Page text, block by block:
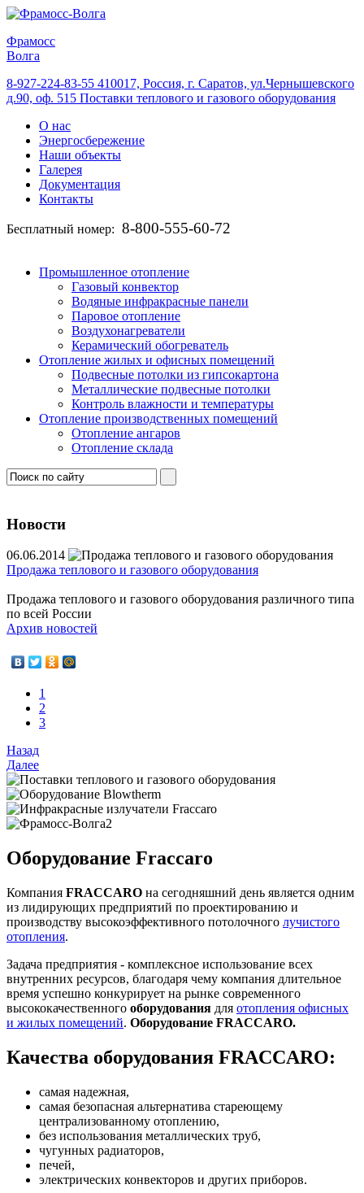
Фрамосс
Волга
8-927-224-83-55 410017, Россия, г. Саратов, ул.Чернышевского
д.90, оф. 515 Поставки теплового и газового оборудования
О нас
Энергосбережение
Наши объекты
Галерея
Документация
Контакты
Бесплатный номер: 8-800-555-60-72
Промышленное отопление
Газовый конвектор
Водяные инфракрасные панели
Паровое отопление
Воздухонагреватели
Керамический обогреватель
Отопление жилых и офисных помещений
Подвесные потолки из гипсокартона
Металлические подвесные потолки
Контроль влажности и температуры
Отопление производственных помещений
Отопление ангаров
Отопление склада
Новости
06.06.2014
Продажа теплового и газового оборудования
Продажа теплового и газового оборудования различного типа
по всей России
Архив новостей
1
2
3
Назад
Далее
Оборудование Fraccaro
Компания FRACCARO на сегодняшний день является одним
из лидирующих предприятий по проектированию и
производству высокоэффективного потолочного лучистого
отопления.
Задача предприятия - комплексное использование всех
внутренних ресурсов, благодаря чему компания длительное
время успешно конкурирует на рынке современного
высококачественного оборудования для отопления офисных
и жилых помещений. Оборудование FRACCARO.
Качества оборудования FRACCARO:
самая надежная,
самая безопасная альтернатива стареющему
централизованному отоплению,
без использования металлических труб,
чугунных радиаторов,
печей,
электрических конвекторов и других приборов.